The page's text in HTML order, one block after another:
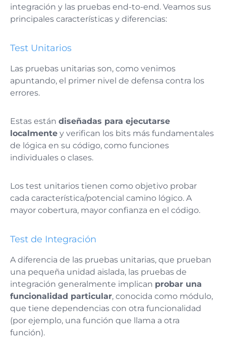
integración y las pruebas end-to-end. Veamos sus
principales características y diferencias:
Test Unitarios
Las pruebas unitarias son, como venimos
apuntando, el primer nivel de defensa contra los
errores.
Estas están diseñadas para ejecutarse
localmente y verifican los bits más fundamentales
de lógica en su código, como funciones
individuales o clases.
Los test unitarios tienen como objetivo probar
cada característica/potencial camino lógico. A
mayor cobertura, mayor confianza en el código.
Test de Integración
A diferencia de las pruebas unitarias, que prueban
una pequeña unidad aislada, las pruebas de
integración generalmente implican probar una
funcionalidad particular, conocida como módulo,
que tiene dependencias con otra funcionalidad
(por ejemplo, una función que llama a otra
función).